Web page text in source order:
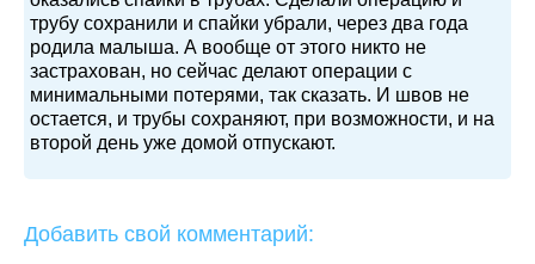
трубу сохранили и спайки убрали, через два года
родила малыша. А вообще от этого никто не
застрахован, но сейчас делают операции с
минимальными потерями, так сказать. И швов не
остается, и трубы сохраняют, при возможности, и на
второй день уже домой отпускают.
Добавить свой комментарий: